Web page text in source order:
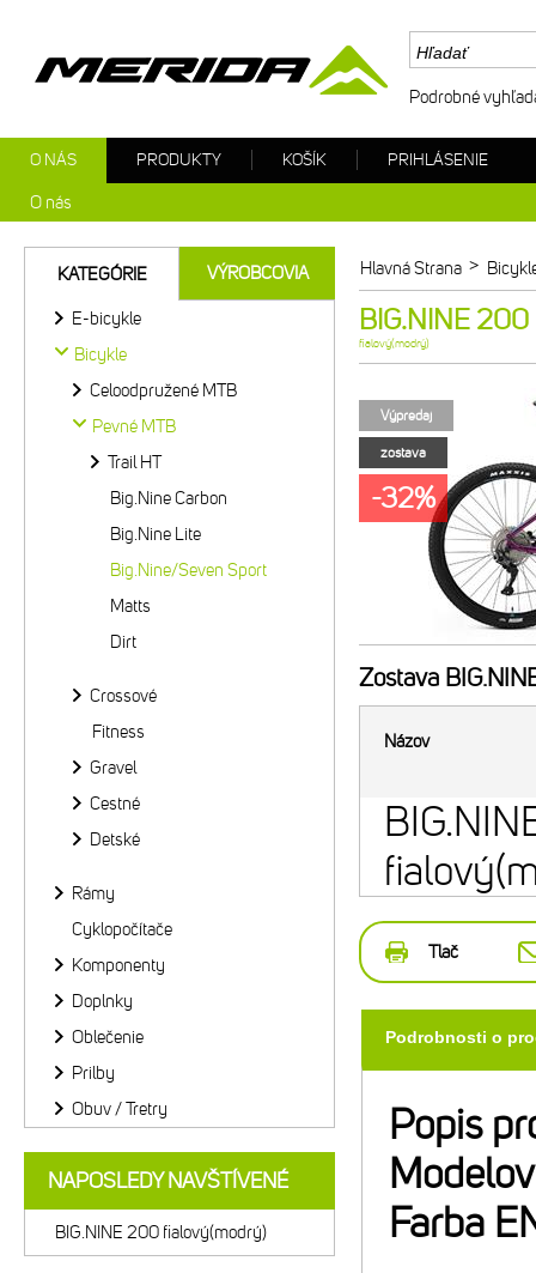
Hlavná Strana >
BIG.NINE
fialový(modrý)
Výpredaj
zostava
-32%
Zostava
Názov
Tlač
Podrobnosti o
Popis
Farba
KATEGÓRIE VÝROBCOVIA
E-bicykle
Bicykle
Celoodpružené MTB
Pevné MTB
Trail HT
Big.Nine Carbon
Big.Nine Lite
Big.Nine/Seven Sport
Matts
Dirt
Crossové
Fitness
Gravel
Cestné
Detské
Rámy
Cyklopočítače
Komponenty
Doplnky
Oblečenie
Prilby
Obuv / Tretry
NAPOSLEDY NAVŠTÍVENÉ
BIG.NINE 200 fialový(modrý)
Podrobné
O NÁS
O nás
PRODUKTY KOŠÍK PRIHLÁSENIE